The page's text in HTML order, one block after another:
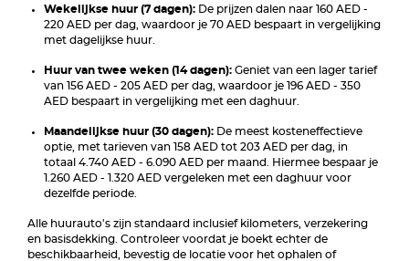
Wekelijkse huur (7 dagen): De prijzen dalen naar 160 AED -
220 AED per dag, waardoor je 70 AED bespaart in vergelijking
met dagelijkse huur.
Huur van twee weken (14 dagen): Geniet van een lager tarief
van 156 AED - 205 AED per dag, waardoor je 196 AED - 350
AED bespaart in vergelijking met een daghuur.
Maandelijkse huur (30 dagen): De meest kosteneffectieve
optie, met tarieven van 158 AED tot 203 AED per dag, in
totaal 4.740 AED - 6.090 AED per maand. Hiermee bespaar je
1.260 AED - 1.320 AED vergeleken met een daghuur voor
dezelfde periode.
Alle huurauto's zijn standaard inclusief kilometers, verzekering
en basisdekking. Controleer voordat je boekt echter de
beschikbaarheid, bevestig de locatie voor het ophalen of